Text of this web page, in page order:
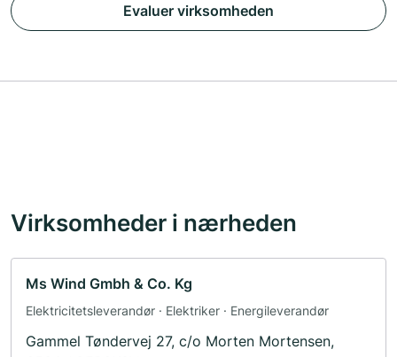
Evaluer virksomheden
Virksomheder i nærheden
Ms Wind Gmbh & Co. Kg
Elektricitetsleverandør · Elektriker · Energileverandør
Gammel Tøndervej 27, c/o Morten Mortensen,